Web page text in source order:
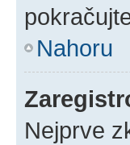
Nahoru
Nejprve